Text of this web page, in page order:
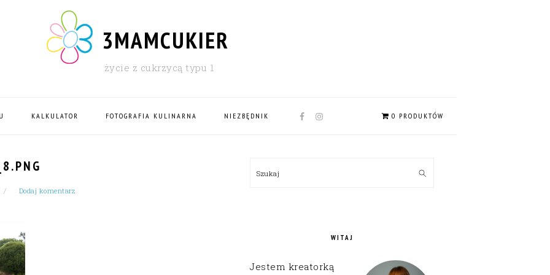
3MAMCUKIER
życie z cukrzycą typu 1
KALKULATOR FOTOGRAFIA KULINARNA NIEZBĘDNIK
NAV
0 PRODUKTÓW
Dodaj komentarz
SIDEBAR
Szukaj
WITAJ
Jestem kreatorką